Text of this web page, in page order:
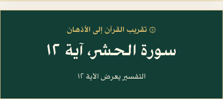
۞ تقريب القرآن إلى الأذهان
سورة الحشر، آية ١٢
التفسير يعرض الآية ١٢